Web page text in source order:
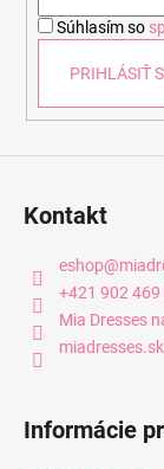
Súhlasím so
PRIHLÁSIŤ
Kontakt
eshop@
+421 902 469
Mia Dresses
miadresses.sk
Informácie